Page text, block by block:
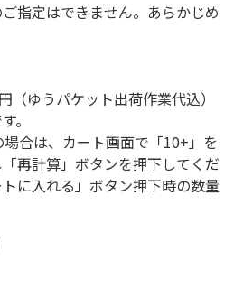
指定はできません。あらかじめ
（ゆうパケット出荷作業代込）
。
合は、カート画面で「10+」を
再計算」ボタンを押下してくだ
に入れる」ボタン押下時の数量